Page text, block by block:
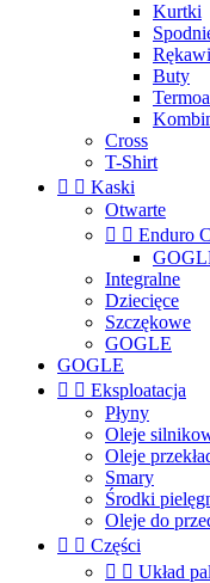
Kurtki
Buty
Cross
T-Shirt
  Kaski
Otwarte
  Enduro
Integralne
Dziecięce
Szczękowe
GOGLE
GOGLE
  Eksploatacja
Płyny
Oleje
Oleje
Smary
Środki
Oleje do
  Części
  Układ